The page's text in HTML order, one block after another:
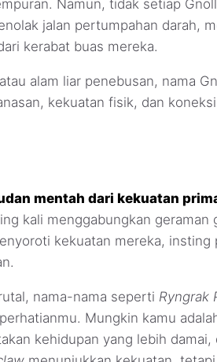
Namun, tidak setiap
jalan pertumpahan darah,
kerabat buas mereka.
alam liar penebusan, nama
kekuatan fisik, dan
mentah dari kekuatan
kali menggabungkan geraman
kekuatan mereka, insting
nama-nama seperti Ryngrak
Mungkin kamu
kehidupan yang lebih damai,